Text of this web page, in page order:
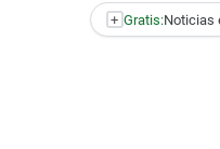
+ Gratis:Noticias